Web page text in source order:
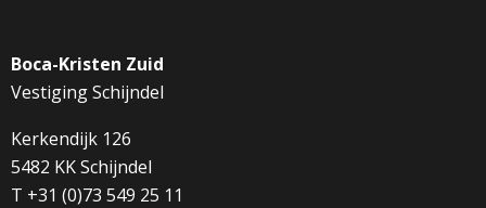
Boca-Kristen Zuid
Vestiging Schijndel
Kerkendijk 126
5482 KK Schijndel
T +31 (0)73 549 25 11